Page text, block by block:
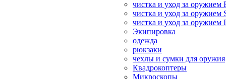
чистка и уход за оружием
чистка и уход за оружием
чистка и уход за
Экипировка
одежда
рюкзаки
чехлы и сумки для оружия
Квадрокоптеры
Микроскопы